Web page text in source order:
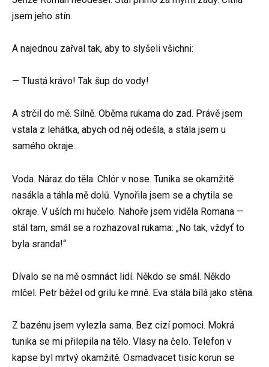
jsem jeho stín.
A najednou zařval tak, aby to slyšeli všichni:
— Tlustá krávo! Tak šup do vody!
A strčil do mě. Silně. Oběma rukama do zad. Právě jsem
vstala z lehátka, abych od něj odešla, a stála jsem u
samého okraje.
Voda. Náraz do těla. Chlór v nose. Tunika se okamžitě
nasákla a táhla mě dolů. Vynořila jsem se a chytila se
okraje. V uších mi hučelo. Nahoře jsem viděla Romana —
stál tam, smál se a rozhazoval rukama: „No tak, vždyť to
byla sranda!“
Dívalo se na mě osmnáct lidí. Někdo se smál. Někdo
mlčel. Petr běžel od grilu ke mně. Eva stála bílá jako stěna.
Z bazénu jsem vylezla sama. Bez cizí pomoci. Mokrá
tunika se mi přilepila na tělo. Vlasy na čelo. Telefon v
kapse byl mrtvý okamžitě. Osmadvacet tisíc korun se